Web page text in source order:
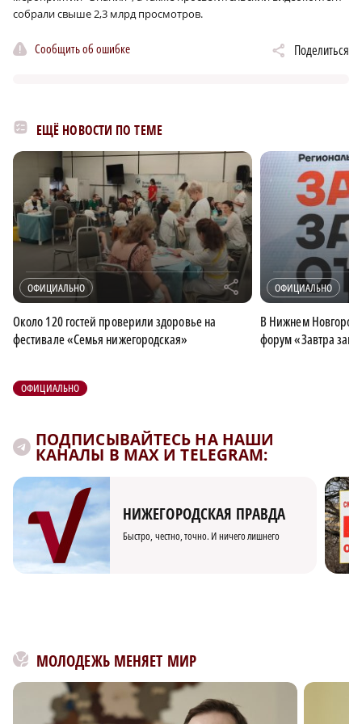
собрали свыше 2,3 млрд просмотров.
Сообщить об ошибке Поделиться
ЕЩЁ НОВОСТИ ПО ТЕМЕ
ОФИЦИАЛЬНО r
Около 120 гостей проверили здоровье на
фестивале «Семья нижегородская»
ОФИЦИАЛЬНО
В Нижнем
форум «Завтра
ОФИЦИАЛЬНО
ПОДПИСЫВАЙТЕСЬ НА НАШИ
КАНАЛЫ В MAX И TELEGRAM:
НИЖЕГОРОДСКАЯ ПРАВДА
Быстро, честно, точно. И ничего лишнего
МОЛОДЕЖЬ МЕНЯЕТ МИР